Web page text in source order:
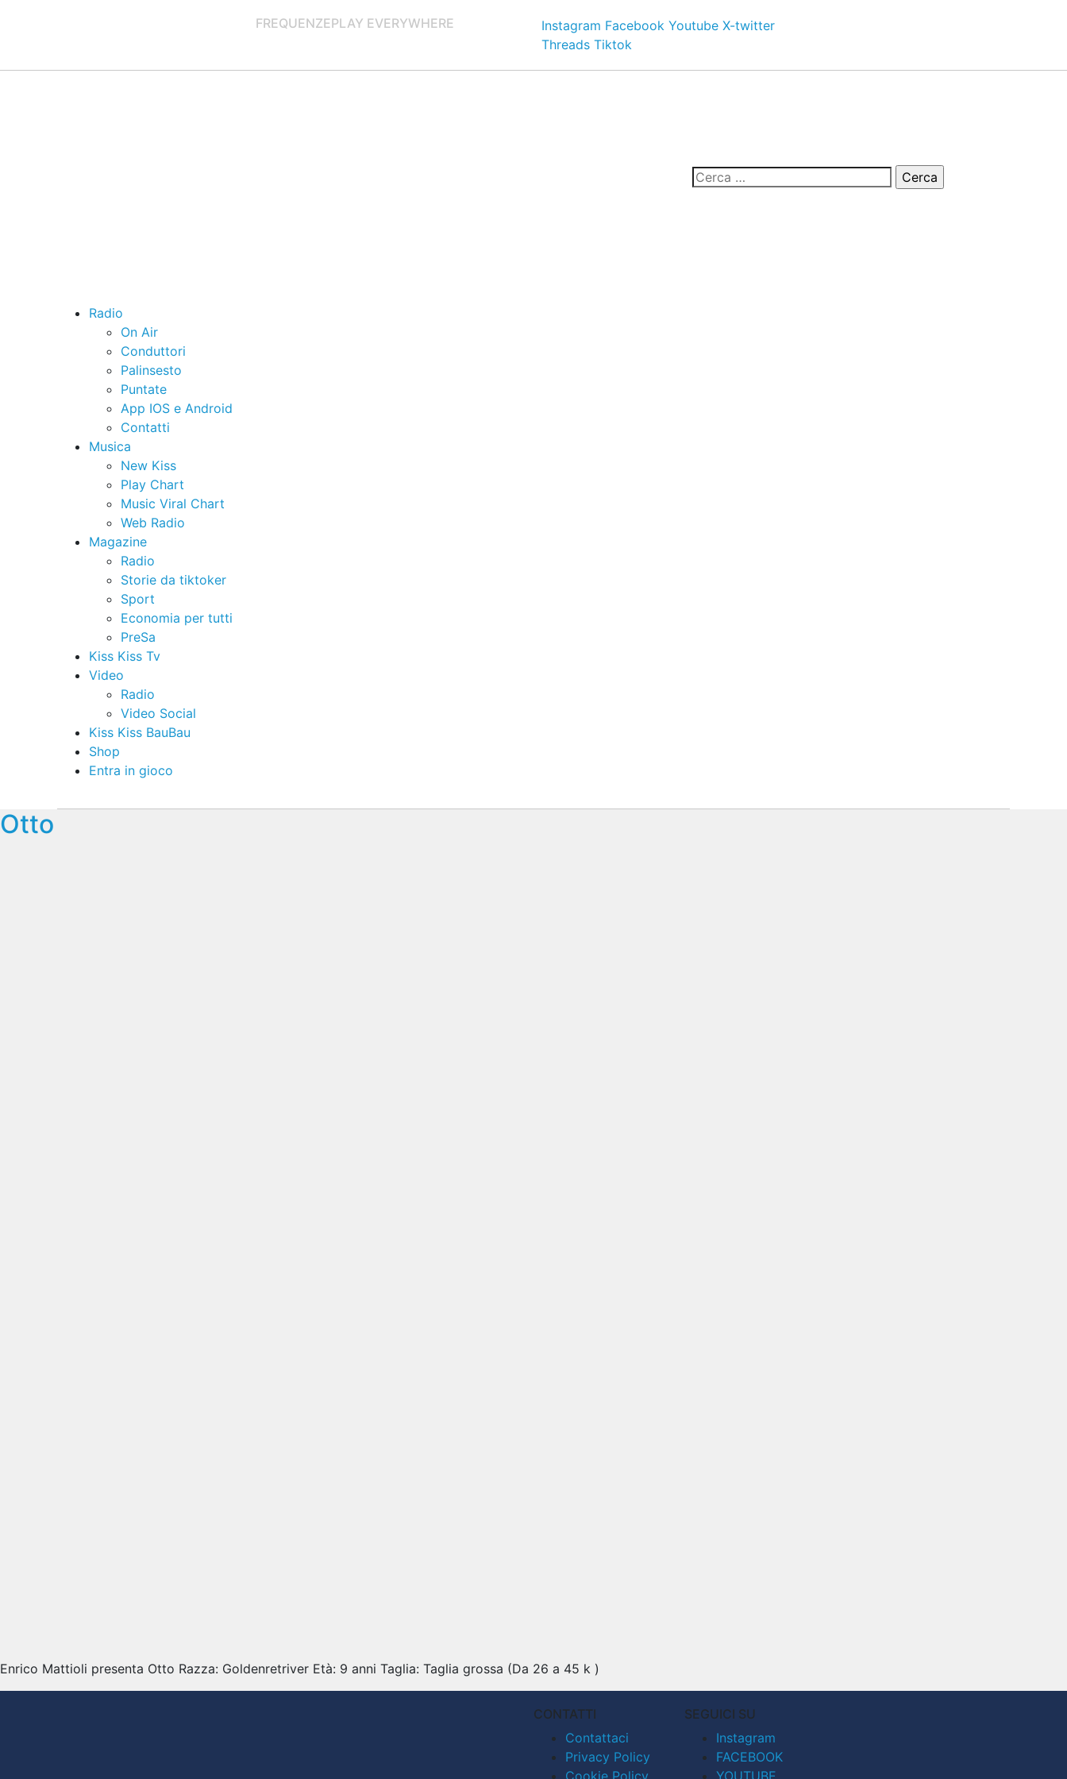
FREQUENZEPLAY EVERYWHERE Instagram Facebook Youtube X-twitter
Threads Tiktok
Radio
On Air
Conduttori
Palinsesto
Puntate
App IOS e Android
Contatti
Musica
New Kiss
Play Chart
Music Viral Chart
Web Radio
Magazine
Radio
Storie da tiktoker
Sport
Economia per tutti
PreSa
Kiss Kiss Tv
Video
Radio
Video Social
Kiss Kiss BauBau
Shop
Entra in gioco
Otto
Enrico Mattioli presenta Otto Razza: Goldenretriver Età: 9 anni Taglia: Taglia grossa (Da 26 a 45 k )
CONTATTI
Contattaci
Privacy Policy
Cookie Policy
SEGUICI SU
Instagram
FACEBOOK
YOUTUBE